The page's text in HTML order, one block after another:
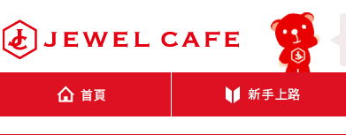
JEWEL CAFE